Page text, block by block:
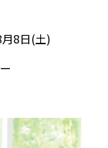
8日(土)